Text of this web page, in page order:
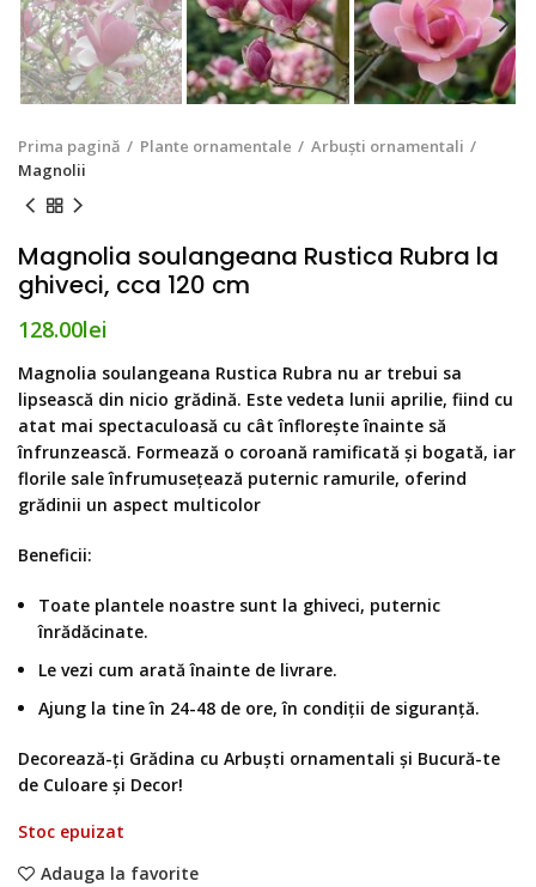
Prima pagină Plante ornamentale
Arbuști ornamentali
Magnolii
Magnolia soulangeana Rustica Rubra la
ghiveci, cca 120 cm
128.00lei
Magnolia soulangeana Rustica Rubra nu ar trebui sa
lipsească din nicio grădină. Este vedeta lunii aprilie, fiind cu
atat mai spectaculoasă cu cât înflorește înainte să
înfrunzească. Formează o coroană ramificată și bogată, iar
florile sale înfrumusețează puternic ramurile, oferind
grădinii un aspect multicolor
Beneficii:
Toate plantele noastre sunt la ghiveci, puternic
înrădăcinate.
Le vezi cum arată înainte de livrare.
Ajung la tine în 24-48 de ore, în condiții de siguranță.
Decorează-ți Grădina cu Arbuști ornamentali și Bucură-te
de Culoare și Decor!
Stoc epuizat
Adauga la favorite